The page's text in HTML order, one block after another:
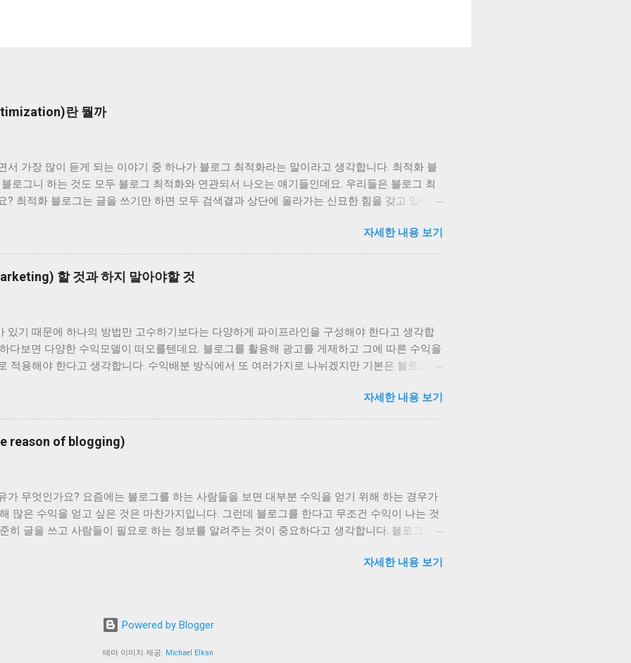
란 뭘까
서 가장 많이 듣게 되는 이야기 중 하나가 블로그 최적화라는 말이라고 생각합니다. 최적화 블
로그니 하는 것도 모두 블로그 최적화와 연관되서 나오는 얘기들인데요. 우리들은 블로그 최
? 최적화 블로그는 글을 쓰기만 하면 모두 검색결과 상단에 올라가는 신묘한 힘을 갖고 있다고
노출되니 첫페이지에 있으려면 10등안에는 들어야 하니까요. 그나마 상위노출이라면 1,2,3 등
습니다. 내가 글을 써서 1위에 노출되었다면 내 블로그는 최적화 블로그일까요? 그러다가 다른
면 내 블로그는 이제 최적화 블로그가 아니게 되는 건가요? 나는 글이 1위에 올라간 뒤로 아무
에는 아무런 변화가 없는 것인데 왜 변하는 것일까요? 네이버 로직의 변화라고요? 같은 날 올
말인데 절대적인 최적화 블로그를 찾을 수 있나요. 그렇지 않다고 봅니다. 좋은 글을 쓰고 웹
를 만드는 것이 가장 최선의 방법이라고 생각합니다. 이런 것들을 SEO라고 하죠.
자세한 내용 보기
할 것과 하지 말아야할 것
있기 때문에 하나의 방법만 고수하기보다는 다양하게 파이프라인을 구성해야 한다고 생각합
다보면 다양한 수익모델이 떠오를텐데요. 블로그를 활용해 광고를 게제하고 그에 따른 수익을
적용해야 한다고 생각합니다. 수익배분 방식에서 또 여러가지로 나뉘겠지만 기본은 블로그 광
할 수 있습니다. 또 광고를 하는 것도 방법이 될 수 있습니다. 광고를 팔기 위해 광고를 한다고
수익의 비율을 잘 따져서 광고를 한다면 수익을 늘리는데 도움이 될 것이라고 봅니다. 제휴마
하우가 쌓이게 됩니다. 이렇게 쌓인 노하우를 활용해 활동 범위는 한단계 확장하는 방법이 있
니다. 자신의 노하우를 전자책이나 오프라인 강의 등으로 공개하고 그에 따른 비용을 받는 일
노하우는 노하우가 아닐 확률이 높습니다. 또 남의 노하우를 자기의 것인냥 판매하는 행위도
은 절도와도 마찬가지입니다. 부디 제휴마케팅을 통해 많은 수익을 얻길 바라며 자신만의 노
로까지 성장하시는 분들이 많이 나오길 기대합니다. 그러나 사기와 절도의 유혹은 절대 빠지
자세한 내용 보기
reason of blogging)
가 무엇인가요? 요즘에는 블로그를 하는 사람들을 보면 대부분 수익을 얻기 위해 하는 경우가
많은 수익을 얻고 싶은 것은 마찬가지입니다. 그런데 블로그를 한다고 무조건 수익이 나는 것
히 글을 쓰고 사람들이 필요로 하는 정보를 알려주는 것이 중요하다고 생각합니다. 블로그로
마치 밥하기 위해 쌀 씼는 것을 보면서 배가 부르지 않는다고 짜증을 내는 것과 같다고 봅니다.
자세한 내용 보기
Powered by Blogger
테마 이미지 제공: Michael Elkan